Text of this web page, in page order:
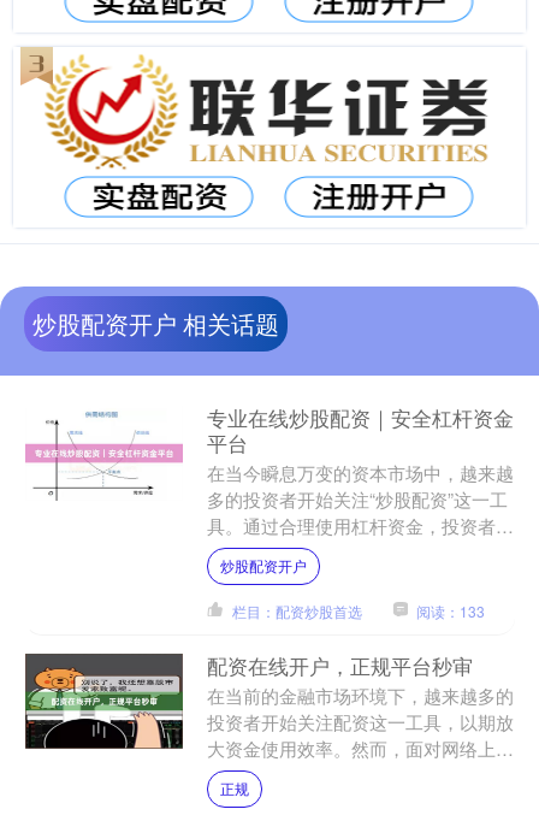
炒股配资开户 相关话题
专业在线炒股配资｜安全杠杆资金
平台
在当今瞬息万变的资本市场中，越来越
多的投资者开始关注“炒股配资”这一工
具。通过合理使用杠杆资金，投资者可
以在不增加自有资金压力的情况下，扩
大投资规模，捕捉更多市....
炒股配资开户
栏目：配资炒股首选 阅读：133
配资在线开户，正规平台秒审
在当前的金融市场环境下，越来越多的
投资者开始关注配资这一工具，以期放
大资金使用效率。然而，面对网络上纷
繁复杂的信息，如何找到**正规配资平
台**、如何实现**在....
正规